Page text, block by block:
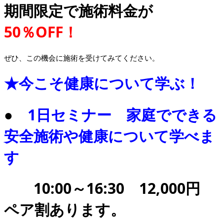
期間限定で施術料金が
50％OFF！
ぜひ、この機会に施術を受けてみてください。
★今こそ健康について学ぶ！
● 1日セミナー 家庭でできる
安全施術や健康について学べま
す
10:00～16:30 12,000円
ペア割あります。